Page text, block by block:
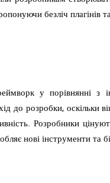
безліч
у порівнянні з
до розробки,
Розробники
нові інструменти та